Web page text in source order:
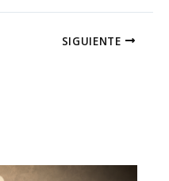
SIGUIENTE